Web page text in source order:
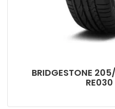
BRIDGESTONE